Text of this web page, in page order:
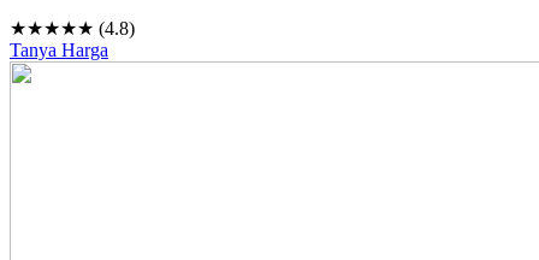
★★★★★ (4.8)
Tanya Harga